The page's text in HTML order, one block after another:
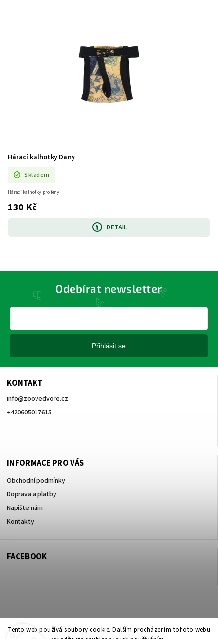
Tento web používá soubory cookie. Dalším procházením tohoto webu
Hárací kalhotky Dany
Skladem
130 Kč
DETAIL
Hárací kalhotky pro feny
KONTAKT
info@zoovedvore.cz
+420605017615
INFORMACE PRO VÁS
Obchodní podmínky
Doprava a platby
Napište nám
Kontakty
Odebírat newsletter
Přihlásit se
FACEBOOK
Copyright 2026 ZOO ve dvoře Praha 5. Všechna práva vyhrazena.